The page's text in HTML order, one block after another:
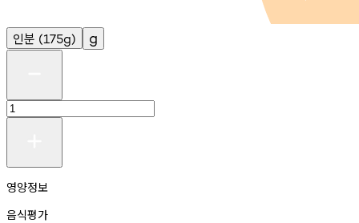
인분 (175g) g
영양정보
음식평가